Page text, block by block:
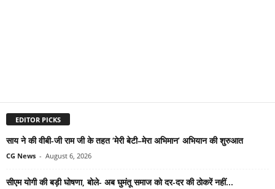
EDITOR PICKS
साय ने की वीबी-जी राम जी के तहत ‘मेरी बेटी–मेरा अभिमान’ अभियान की शुरुआत
CG News - August 6, 2026
सीएम योगी की बड़ी घोषणा, बोले- अब घुमंतू समाज को दर-दर की ठोकरें नहीं...